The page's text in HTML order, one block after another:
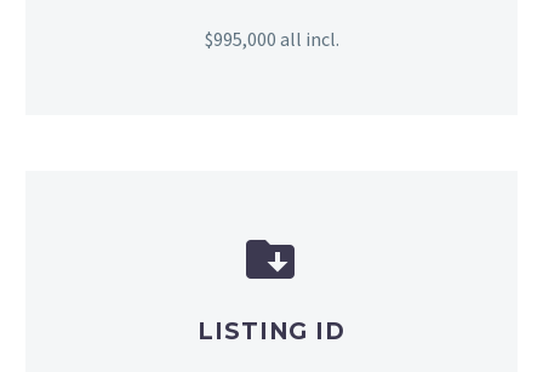
$995,000 all incl.


LISTING ID